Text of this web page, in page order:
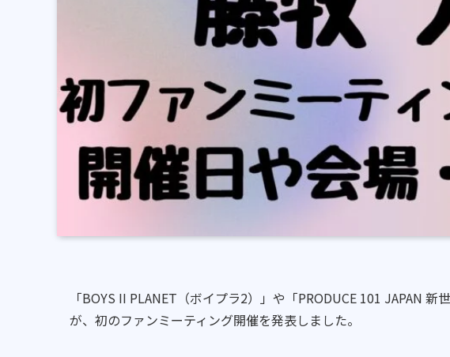
「BOYS II PLANET（ボイプラ2）」や「PRODUCE 101 JAPAN
が、初のファンミーティング開催を発表しました。